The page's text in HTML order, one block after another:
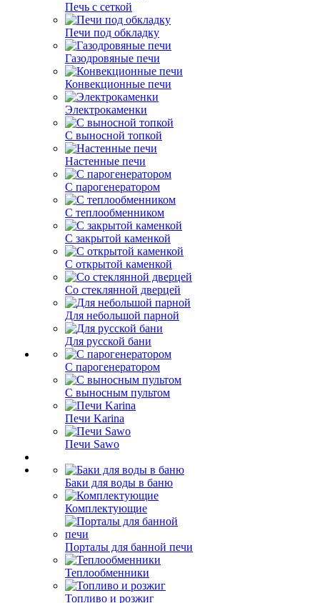
Печь с сеткой
Печи под обкладку
Газодровяные печи
Конвекционные печи
Электрокаменки
С выносной топкой
Настенные печи
С парогенератором
С теплообменником
С закрытой каменкой
С открытой каменкой
Со стеклянной дверцей
Для небольшой парной
Для русской бани
С парогенератором
С выносным пультом
Печи Karina
Печи Sawo
Баки для воды в баню
Комплектующие
Порталы для банной печи
Теплообменники
Топливо и розжиг